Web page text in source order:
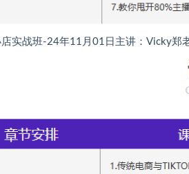
实战班-24年11月01日主讲：Vicky郑